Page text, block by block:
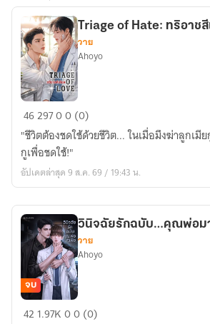
Triage
of
Hate:
ทริ
อาช
เลือด
Triage of Hate: ทริอาชสี
วาย
Ahoyo
4629700 (0)
"ชีวิตต้องชดใช้ด้วยชีวิต... ในเมื่อมึงฆ่าลูกเ
กูเพื่อชดใช้!"
อัปเดตล่าสุด 9 ส.ค. 69 / 19:43 น.
วินิจฉัย
จบ
วินิจฉัยรักฉบับ…คุณพ่อม
วาย
Ahoyo
42 1.97K00 (0)